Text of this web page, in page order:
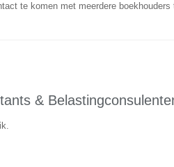
te komen met meerdere boekhouders
&